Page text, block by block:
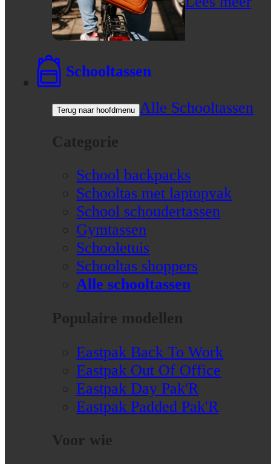
Schooltassen
Terug naar hoofdmenu Alle Schooltassen
Categorie
School backpacks
Schooltas met laptopvak
School schoudertassen
Gymtassen
Schooletuis
Schooltas shoppers
Alle schooltassen
Populaire modellen
Eastpak Back To Work
Eastpak Out Of Office
Eastpak Day Pak'R
Eastpak Padded Pak'R
Voor wie